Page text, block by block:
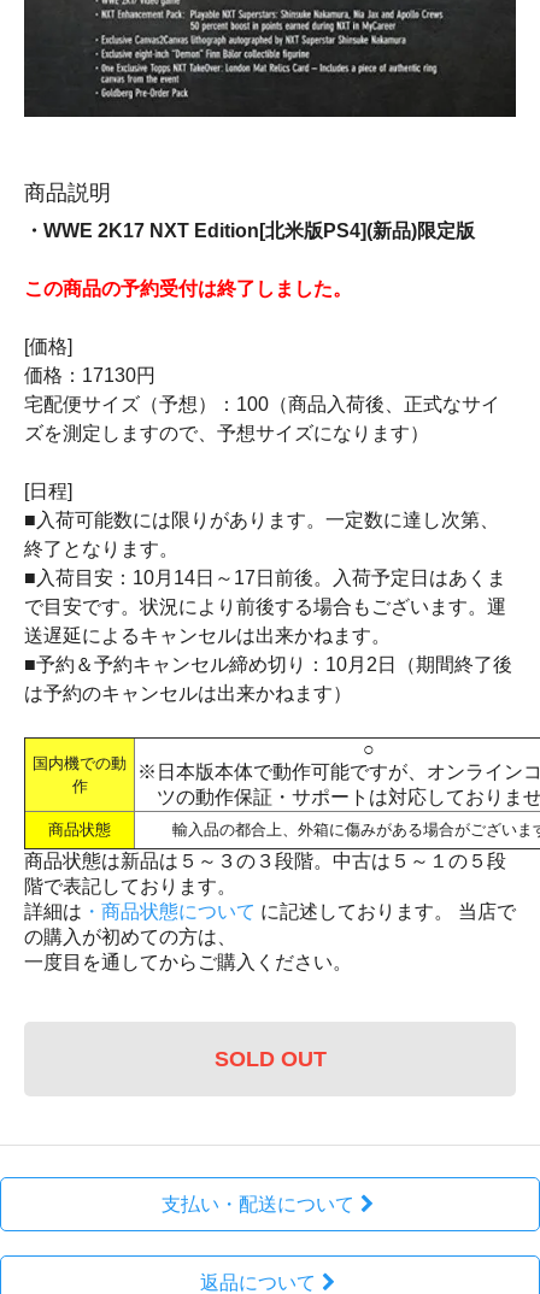
商品説明
・WWE 2K17 NXT Edition[北米版PS4](新品)限定版
この商品の予約受付は終了しました。
[価格]
価格：17130円
宅配便サイズ（予想）：100（商品入荷後、正式なサイ
ズを測定しますので、予想サイズになります）
[日程]
■入荷可能数には限りがあります。一定数に達し次第、
終了となります。
■入荷目安：10月14日～17日前後。入荷予定日はあくま
で目安です。状況により前後する場合もございます。運
送遅延によるキャンセルは出来かねます。
■予約＆予約キャンセル締め切り：10月2日（期間終了後
は予約のキャンセルは出来かねます）
国内機での動
作
○
※日本版本体で動作可能ですが、オンライン
ツの動作保証・サポートは対応しておりま
商品状態 輸入品の都合上、外箱に傷みがある場合がございま
商品状態は新品は５～３の３段階。中古は５～１の５段
階で表記しております。
詳細は ・商品状態について に記述しております。 当店で
の購入が初めての方は、
一度目を通してからご購入ください。
SOLD OUT
支払い・配送について
返品について